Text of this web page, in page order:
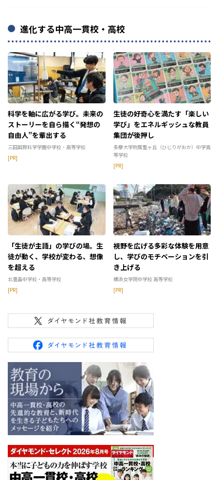
進化する中高一貫校・高校
科学を軸に広がる学び。未来の
ストーリーを自ら描く“発想の
自由人”を輩出する
三田国際科学学園中学校・高等学校
[PR]
生徒の好奇心を満たす「楽しい
学び」をエネルギッシュな教員
集団が後押し
多摩大学附属聖ヶ丘（ひじりがおか）中学高
等学校
[PR]
「生徒が主語」の学びの場。生
徒が動く、学校が変わる、想像
を超える
北豊島中学校・高等学校
[PR]
視野を広げる多彩な体験を用意
し、学びのモチベーションを引
き上げる
横浜女学院中学校 高等学校
[PR]